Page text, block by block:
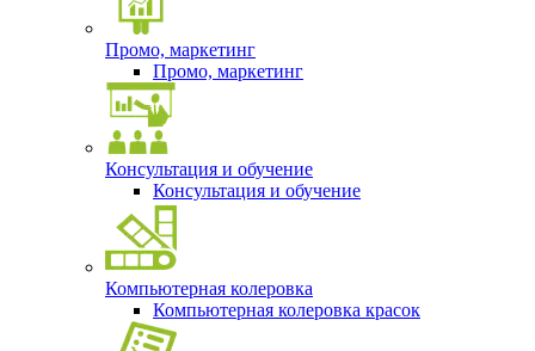
Промо, маркетинг
Промо, маркетинг
Консультация и обучение
Консультация и обучение
Компьютерная колеровка
Компьютерная колеровка красок